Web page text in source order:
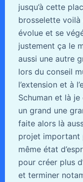
jusqu’à cette
brosselette
évolue et se
justement ça le
aussi une autre
lors du conseil
l’extension et à
Schuman et là je
un grand une
faite alors là
projet important
même état
pour créer plus
et terminer